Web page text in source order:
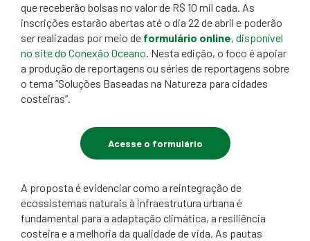
que receberão bolsas no valor de R$ 10 mil cada. As
inscrições estarão abertas até o dia 22 de abril e poderão
ser realizadas por meio de formulário online, disponível
no site do Conexão Oceano. Nesta edição, o foco é apoiar
a produção de reportagens ou séries de reportagens sobre
o tema “Soluções Baseadas na Natureza para cidades
costeiras”.
Acesse o formulário
A proposta é evidenciar como a reintegração de
ecossistemas naturais à infraestrutura urbana é
fundamental para a adaptação climática, a resiliência
costeira e a melhoria da qualidade de vida. As pautas